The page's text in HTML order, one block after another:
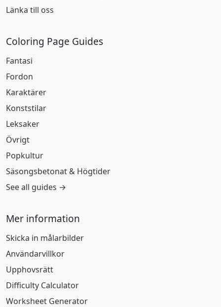
Länka till oss
Coloring Page Guides
Fantasi
Fordon
Karaktärer
Konststilar
Leksaker
Övrigt
Popkultur
Säsongsbetonat & Högtider
See all guides →
Mer information
Skicka in målarbilder
Användarvillkor
Upphovsrätt
Difficulty Calculator
Worksheet Generator